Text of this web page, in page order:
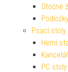
Otočné
Psací stoly
Herní
PC stoly